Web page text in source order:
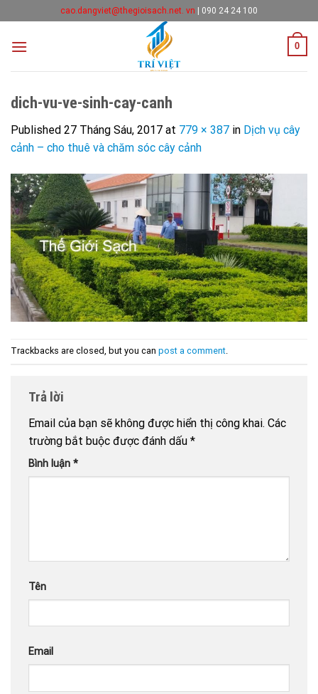
to
content
cao.dangviet@thegioisach.net. vn | 090 24 24 100
0
dich-vu-ve-sinh-cay-canh
Published 27 Tháng Sáu, 2017 at 779 × 387 in Dịch vụ cây
cảnh – cho thuê và chăm sóc cây cảnh
Trackbacks are closed, but you can post a comment.
Trả lời
Email của bạn sẽ không được hiển thị công khai. Các
trường bắt buộc được đánh dấu *
Bình luận *
Tên
Email